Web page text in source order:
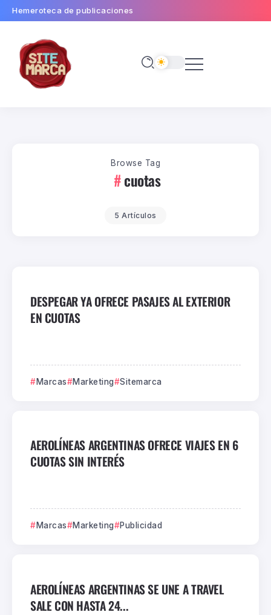
Hemeroteca de publicaciones
Browse Tag
cuotas
5 Artículos
DESPEGAR YA OFRECE PASAJES AL EXTERIOR
EN CUOTAS
Marcas Marketing Sitemarca
AEROLÍNEAS ARGENTINAS OFRECE VIAJES EN 6
CUOTAS SIN INTERÉS
Marcas Marketing Publicidad
AEROLÍNEAS ARGENTINAS SE UNE A TRAVEL
SALE CON HASTA 24...